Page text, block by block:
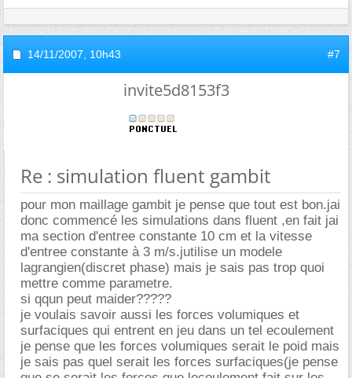
14/11/2007, 10h43 #7
invite5d8153f3
Re : simulation fluent gambit
pour mon maillage gambit je pense que tout est bon.jai
donc commencé les simulations dans fluent ,en fait jai
ma section d'entree constante 10 cm et la vitesse
d'entree constante à 3 m/s.jutilise un modele
lagrangien(discret phase) mais je sais pas trop quoi
mettre comme parametre.
si qqun peut maider?????
je voulais savoir aussi les forces volumiques et
surfaciques qui entrent en jeu dans un tel ecoulement
je pense que les forces volumiques serait le poid mais
je sais pas quel serait les forces surfaciques(je pense